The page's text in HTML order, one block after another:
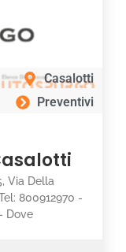
Casalotti
Preventivi
Via Della
800912970 -
Dove